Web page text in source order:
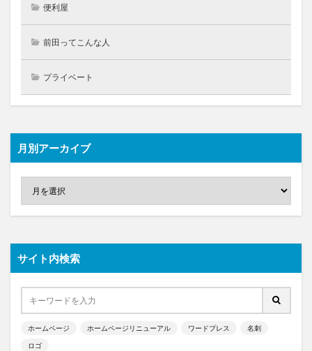
便利屋
前田ってこんな人
プライベート
月別アーカイブ
サイト内検索
ホームページ ホームページリニューアル ワードプレス 名刺
ロゴ